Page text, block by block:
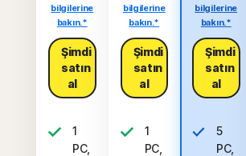
bilgilerine
bakın.*
Şimdi
satın
al
1
PC,
bilgilerine
bakın.*
Şimdi
satın
al
1
PC,
bilgilerine
bakın.*
Şimdi
satın
al
5
PC,